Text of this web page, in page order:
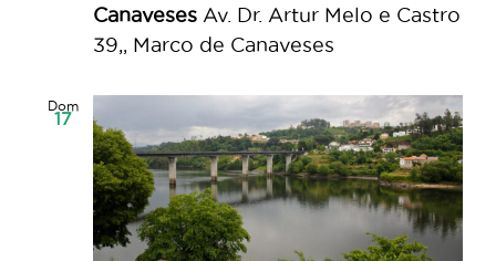
Canaveses Av. Dr. Artur Melo e Castro
39,, Marco de Canaveses
Dom
17